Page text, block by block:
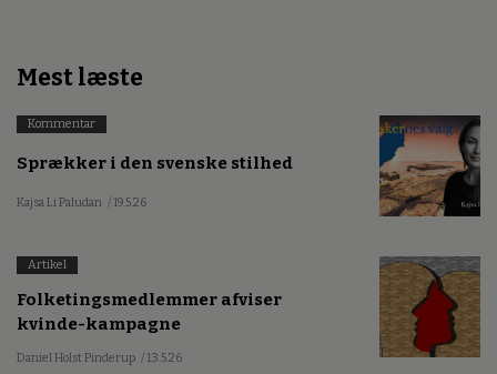
Mest læste
Kommentar
Sprækker i den svenske stilhed
Kajsa Li Paludan / 19.5.26
Artikel
Folketingsmedlemmer afviser
kvinde-kampagne
Daniel Holst Pinderup / 13.5.26